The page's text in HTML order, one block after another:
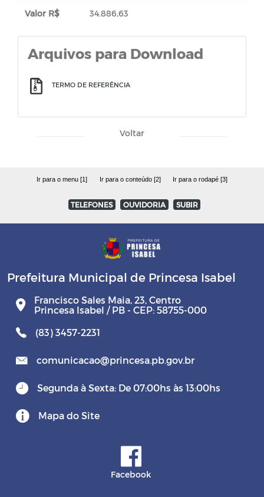
Valor R$ 34.886,63
Arquivos para Download
TERMO DE REFERÊNCIA
Voltar
Ir para o menu [1] Ir para o conteúdo [2] Ir para o rodapé [3]
TELEFONES OUVIDORIA SUBIR
Prefeitura Municipal de Princesa Isabel
Francisco Sales Maia, 23, Centro
Princesa Isabel / PB - CEP: 58755-000
(83) 3457-2231
comunicacao@princesa.pb.gov.br
Segunda à Sexta: De 07:00hs às 13:00hs
Mapa do Site
Facebook